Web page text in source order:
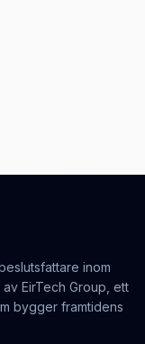
inom
EirTech Group, ett
bygger framtidens